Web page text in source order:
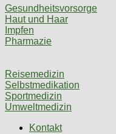
Gesundheitsvorsorge
Haut und Haar
Impfen
Pharmazie
Reisemedizin
Selbstmedikation
Sportmedizin
Umweltmedizin
Kontakt